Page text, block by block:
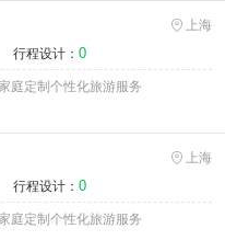
上海
行程设计： 0
庭定制个性化旅游服务
上海
行程设计： 0
庭定制个性化旅游服务